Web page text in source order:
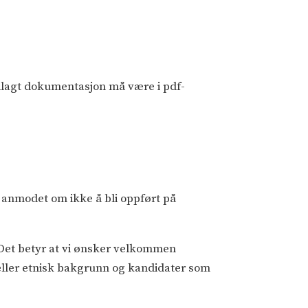
dokumentasjon må være i pdf-
om ikke å bli oppført på
betyr at vi ønsker velkommen
etnisk bakgrunn og kandidater som